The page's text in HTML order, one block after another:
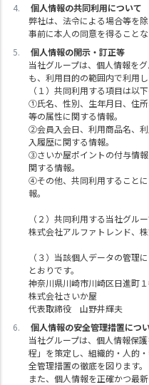
個人情報の共同利用について
弊社は、法令による場合等を
事前に本人の同意を得ること
個人情報の開示・訂正等
当社グループは、個人情報を
も、利用目的の範囲内で利用し
（１）共同利用する項目は以下
①氏名、性別、生年月日、住
等の属性に関する情報。
②会員入会日、利用商品名、
入履歴に関する情報。
③さいか屋ポイントの付与情
関する情報。
④その他、共同利用すること
報。
（２）共同利用する当社グル
株式会社アルファトレンド、
（３）当該個人データの管理
とおりです。
神奈川県川崎市川崎区日進町
株式会社さいか屋
代表取締役 山野井輝夫
個人情報の安全管理措置につ
当社グループは、個人情報保
程」を策定し、組織的・人的
全管理措置の徹底を図ります。
また、個人情報を正確かつ最